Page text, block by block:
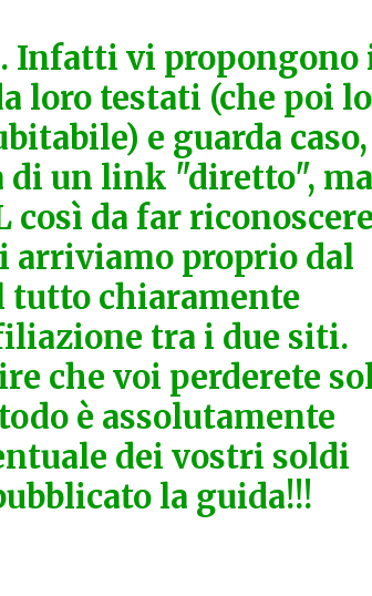
Infatti vi propongono
loro testati (che poi lo
e guarda caso,
di un link "diretto", ma
da far
arriviamo proprio dal
chiaramente
tra i due siti.
che voi perderete
è assolutamente
dei vostri soldi
la guida!!!